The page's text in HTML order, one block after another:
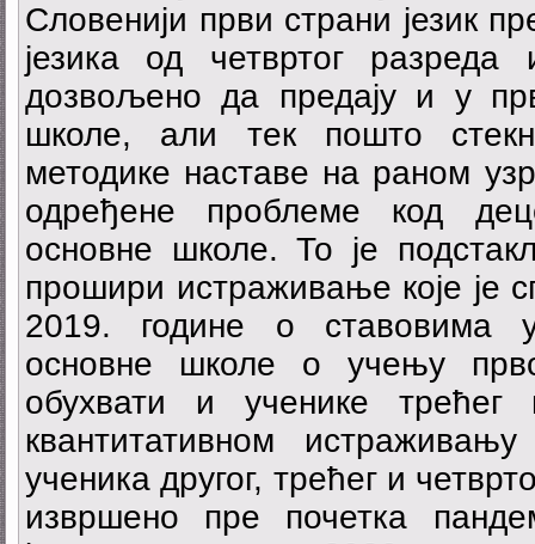
Словенији први страни језик
језика од четвртог
дозвољено да предају и у
школе, али тек пошто
методике наставе на раном
одређене проблеме код
основне школе. То је
прошири истраживање које је
2019. године о ставовима
основне школе о учењу
обухвати и ученике
квантитативном
ученика другог, трећег и
извршено пре почетка